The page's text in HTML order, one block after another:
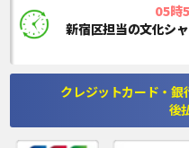
05時
新宿区担当の文化シ
クレジットカード・銀
後